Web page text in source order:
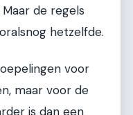
de regels
hetzelfde.
voor
maar voor de
is dan een